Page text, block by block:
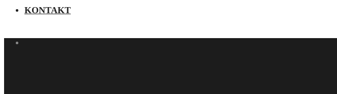
KONTAKT